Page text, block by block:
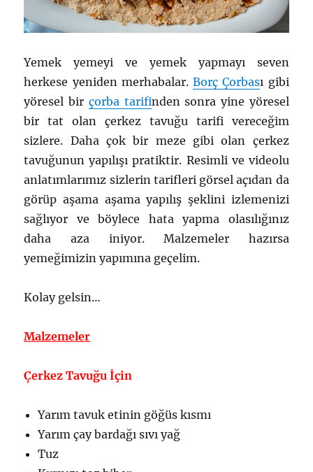
Yemek yemeyi ve yemek yapmayı seven
herkese yeniden merhabalar.Borç Çorbası gibi
yöresel bir çorba tarifinden sonra yine yöresel
bir tat olan çerkez tavuğu tarifi vereceğim
sizlere. Daha çok bir meze gibi olan çerkez
tavuğunun yapılışı pratiktir. Resimli ve videolu
anlatımlarımız sizlerin tarifleri görsel açıdan da
görüp aşama aşama yapılış şeklini izlemenizi
sağlıyor ve böylece hata yapma olasılığınız
daha aza iniyor. Malzemeler hazırsa
yemeğimizin yapımına geçelim.
Kolay gelsin…
Malzemeler
Çerkez Tavuğu İçin
Yarım tavuk etinin göğüs kısmı
Yarım çay bardağı sıvı yağ
Tuz